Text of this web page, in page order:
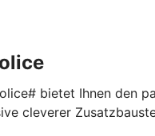
bietet Ihnen den
cleverer